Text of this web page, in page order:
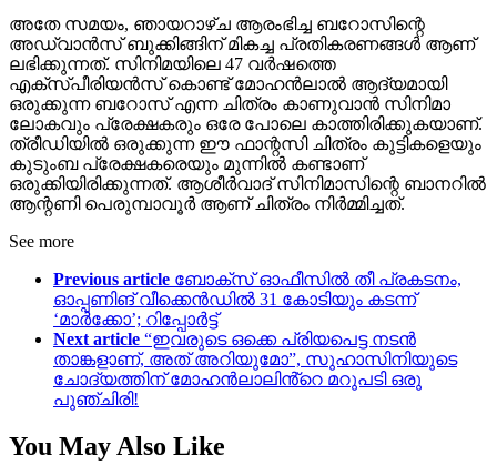
അതേ സമയം, ഞായറാഴ്ച ആരംഭിച്ച ബറോസിന്റെ
അഡ്വാൻസ് ബുക്കിങ്ങിന് മികച്ച പ്രതികരണങ്ങൾ ആണ്
ലഭിക്കുന്നത്. സിനിമയിലെ 47 വർഷത്തെ
എക്സ്പീരിയൻസ് കൊണ്ട് മോഹൻലാൽ ആദ്യമായി
ഒരുക്കുന്ന ബറോസ് എന്ന ചിത്രം കാണുവാൻ സിനിമാ
ലോകവും പ്രേക്ഷകരും ഒരേ പോലെ കാത്തിരിക്കുകയാണ്.
ത്രീഡിയിൽ ഒരുക്കുന്ന ഈ ഫാന്റസി ചിത്രം കുട്ടികളെയും
കുടുംബ പ്രേക്ഷകരെയും മുന്നിൽ കണ്ടാണ്
ഒരുക്കിയിരിക്കുന്നത്. ആശീർവാദ് സിനിമാസിന്റെ ബാനറിൽ
ആന്റണി പെരുമ്പാവൂർ ആണ് ചിത്രം നിർമ്മിച്ചത്.
See more
Previous article ബോക്സ് ഓഫീസിൽ തീ പ്രകടനം,
ഓപ്പണിങ് വീക്കെൻഡിൽ 31 കോടിയും കടന്ന്
‘മാർക്കോ’; റിപ്പോർട്ട്
Next article “ഇവരുടെ ഒക്കെ പ്രിയപെട്ട നടൻ
താങ്കളാണ്, അത് അറിയുമോ”, സുഹാസിനിയുടെ
ചോദ്യത്തിന് മോഹൻലാലിൻ്റെ മറുപടി ഒരു
പുഞ്ചിരി!
You May Also Like